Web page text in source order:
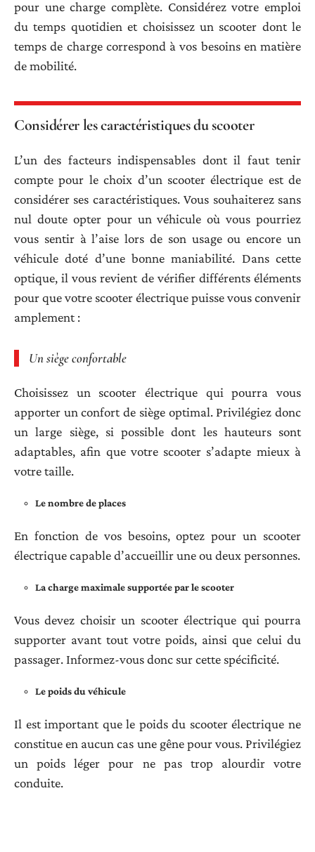
pour une charge complète. Considérez votre emploi
du temps quotidien et choisissez un scooter dont le
temps de charge correspond à vos besoins en matière
de mobilité.
Considérer les caractéristiques du scooter
L’un des facteurs indispensables dont il faut tenir
compte pour le choix d’un scooter électrique est de
considérer ses caractéristiques. Vous souhaiterez sans
nul doute opter pour un véhicule où vous pourriez
vous sentir à l’aise lors de son usage ou encore un
véhicule doté d’une bonne maniabilité. Dans cette
optique, il vous revient de vérifier différents éléments
pour que votre scooter électrique puisse vous convenir
amplement :
Un siège confortable
Choisissez un scooter électrique qui pourra vous
apporter un confort de siège optimal. Privilégiez donc
un large siège, si possible dont les hauteurs sont
adaptables, afin que votre scooter s’adapte mieux à
votre taille.
Le nombre de places
En fonction de vos besoins, optez pour un scooter
électrique capable d’accueillir une ou deux personnes.
La charge maximale supportée par le scooter
Vous devez choisir un scooter électrique qui pourra
supporter avant tout votre poids, ainsi que celui du
passager. Informez-vous donc sur cette spécificité.
Le poids du véhicule
Il est important que le poids du scooter électrique ne
constitue en aucun cas une gêne pour vous. Privilégiez
un poids léger pour ne pas trop alourdir votre
conduite.